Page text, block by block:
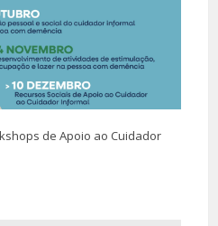
de Apoio ao Cuidador